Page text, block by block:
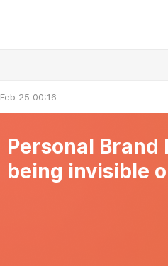
Feb 25 00:16
Personal
being invisible